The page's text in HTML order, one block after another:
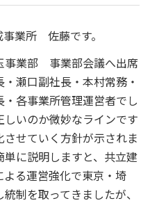
業所 佐藤です。
事業部 事業部会議へ出席
瀬口副社長・本村常務・
各事業所管理運営者でし
いのか微妙なラインです
せていく方針が示されま
に説明しますと、共立建
る運営強化で東京・埼
制を取ってきましたが、